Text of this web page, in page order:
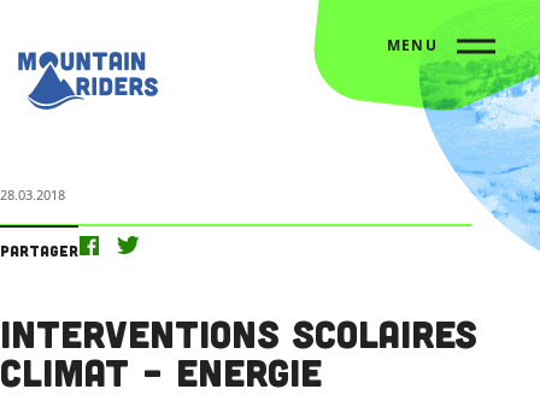
MENU
28.03.2018
Partager
Interventions scolaires
Climat – Energie